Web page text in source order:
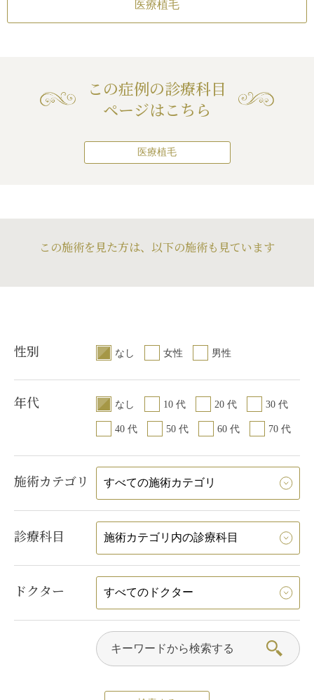
医療植毛
この症例の診療科目
ページはこちら
医療植毛
この施術を見た方は、以下の施術も見ています
性別 なし 女性 男性
年代 なし 10 代 20 代 30 代
40 代 50 代 60 代 70 代
施術カテゴリ
診療科目
ドクター